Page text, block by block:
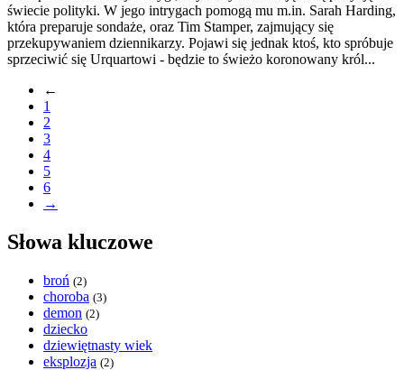
świecie polityki. W jego intrygach pomogą mu m.in. Sarah Harding,
która preparuje sondaże, oraz Tim Stamper, zajmujący się
przekupywaniem dziennikarzy. Pojawi się jednak ktoś, kto spróbuje
sprzeciwić się Urquartowi - będzie to świeżo koronowany król...
←
1
2
3
4
5
6
→
Słowa kluczowe
broń (2)
choroba (3)
demon (2)
dziecko
dziewiętnasty wiek
eksplozja (2)